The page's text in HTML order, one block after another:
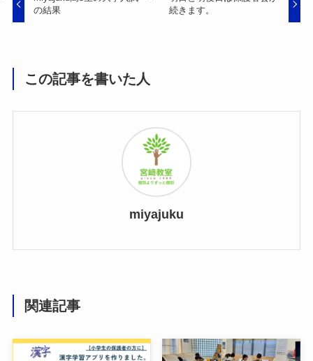
の結果
続きます。
この記事を書いた人
miyajuku
関連記事